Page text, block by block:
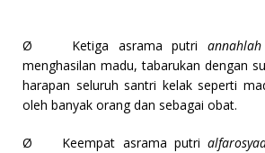
Ø Ketiga asrama putri
menghasilan madu, tabarukan dengan
harapan seluruh santri kelak seperti
oleh banyak orang dan sebagai obat.
Ø Keempat asrama putri